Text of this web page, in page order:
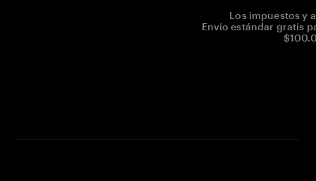
Los impuestos y
Envío estándar gratis